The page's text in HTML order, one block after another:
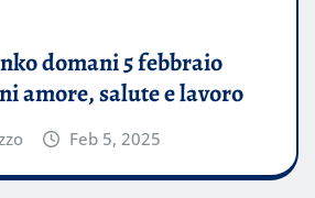
domani 5 febbraio
amore, salute e lavoro
Feb 5, 2025